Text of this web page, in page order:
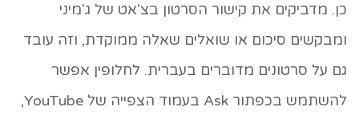
כן. מדביקים את קישור הסרטון בצ'אט של ג'מיני
ומבקשים סיכום או שואלים שאלה ממוקדת, וזה עובד
גם על סרטונים מדוברים בעברית. לחלופין אפשר
להשתמש בכפתור Ask בעמוד הצפייה של YouTube,